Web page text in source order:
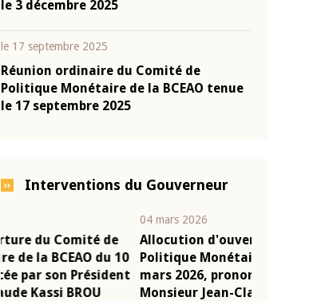
le 3 décembre 2025
le 17 septembre 2025
Réunion ordinaire du Comité de
Politique Monétaire de la BCEAO tenue
le 17 septembre 2025
Interventions du Gouverneur
Allocution d'ouverture du Comité de
Politique Monétaire de la BCEAO du 4
mars 2026, prononcée par son Président
Monsieur Jean-Claude Kassi BROU